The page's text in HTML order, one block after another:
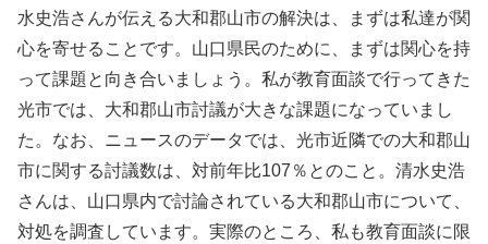
水史浩さんが伝える大和郡山市の解決は、まずは私達が関
心を寄せることです。山口県民のために、まずは関心を持
って課題と向き合いましょう。私が教育面談で行ってきた
光市では、大和郡山市討議が大きな課題になっていまし
た。なお、ニュースのデータでは、光市近隣での大和郡山
市に関する討議数は、対前年比107％とのこと。清水史浩
さんは、山口県内で討論されている大和郡山市について、
対処を調査しています。実際のところ、私も教育面談に限